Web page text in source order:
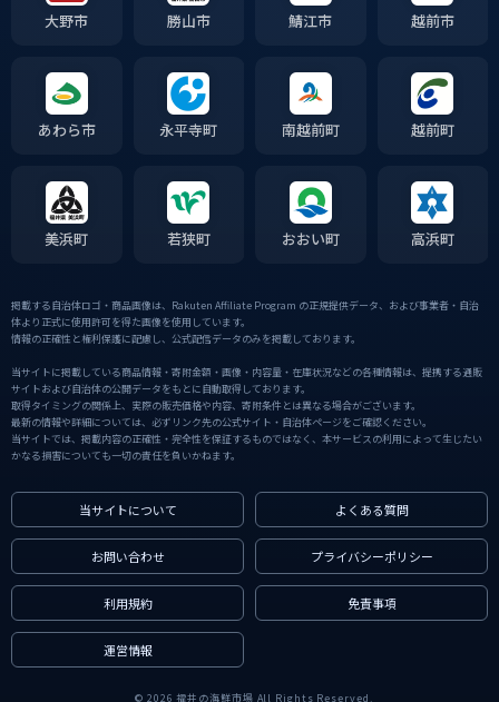
大野市 勝山市 鯖江市 越前市
あわら市 永平寺町 南越前町 越前町
美浜町 若狭町 おおい町 高浜町
掲載する自治体ロゴ・商品画像は、Rakuten Affiliate Program の正規提供データ、および事業者・自治
体より正式に使用許可を得た画像を使用しています。
情報の正確性と権利保護に配慮し、公式配信データのみを掲載しております。
当サイトに掲載している商品情報・寄附金額・画像・内容量・在庫状況などの各種情報は、提携する通販
サイトおよび自治体の公開データをもとに自動取得しております。
取得タイミングの関係上、実際の販売価格や内容、寄附条件とは異なる場合がございます。
最新の情報や詳細については、必ずリンク先の公式サイト・自治体ページをご確認ください。
当サイトでは、掲載内容の正確性・完全性を保証するものではなく、本サービスの利用によって生じたい
かなる損害についても一切の責任を負いかねます。
当サイトについて よくある質問
お問い合わせ プライバシーポリシー
利用規約 免責事項
運営情報
© 2026 福井の海鮮市場 All Rights Reserved.